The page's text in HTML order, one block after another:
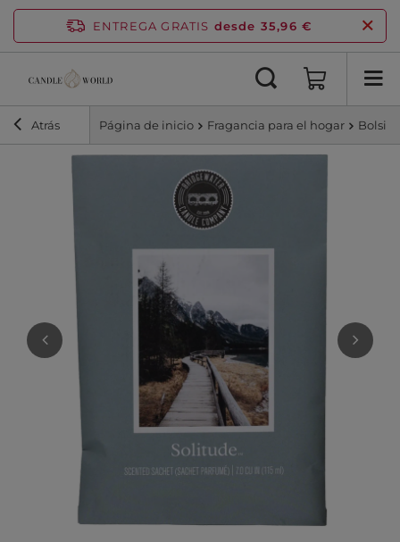
ENTREGA GRATIS desde 35,96 €
Atrás Página de inicio Fragancia para el hogar